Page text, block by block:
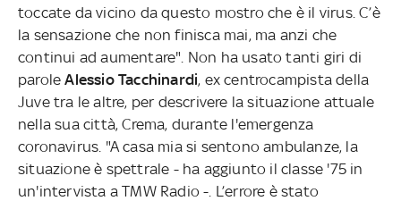
toccate da vicino da questo mostro che è il virus. C’è
la sensazione che non finisca mai, ma anzi che
continui ad aumentare". Non ha usato tanti giri di
paroleAlessio Tacchinardi, ex centrocampista della
Juve tra le altre, per descrivere la situazione attuale
nella sua città, Crema, durante l'emergenza
coronavirus. "A casa mia si sentono ambulanze, la
situazione è spettrale - ha aggiunto il classe '75 in
un'intervista a TMW Radio -. L’errore è stato